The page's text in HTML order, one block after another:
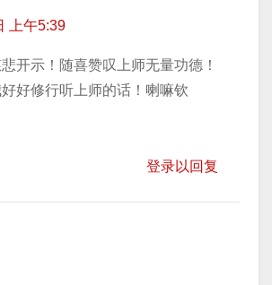
上午5:39
开示！随喜赞叹上师无量功德！
好修行听上师的话！喇嘛钦
登录以回复